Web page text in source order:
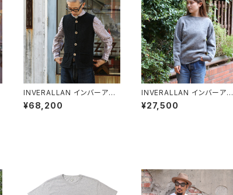
INVERALLAN インバーアラ
ン コットンニットベスト 全2色
¥68,200
INVERALLAN インバーアラ
ン シェットランドセーター ME
DIUM GREY(ミディアムグレ
¥27,500